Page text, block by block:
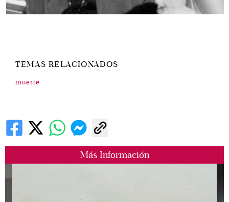
Más Información
TEMAS RELACIONADOS
muerte